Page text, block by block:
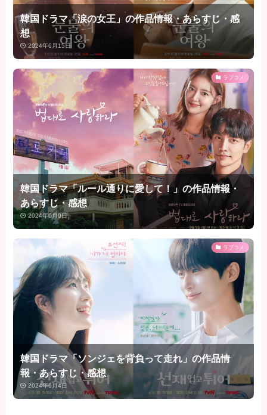
韓国ドラマ「涙の女王」の作品情報・あらすじ・感
想
2024年6月15日
ラブコメ
韓国ドラマ「ルール通りに愛して！」の作品情報・
あらすじ・感想
2024年6月9日
ラブコメ
韓国ドラマ「ソンジェを背負って走れ」の作品情
報・あらすじ・感想
2024年6月4日